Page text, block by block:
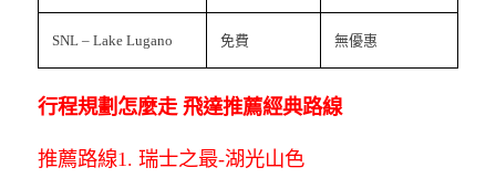
SNL – Lake Lugano 免費 無優惠
行程規劃怎麼走 飛達推薦經典路線
推薦路線1. 瑞士之最-湖光山色